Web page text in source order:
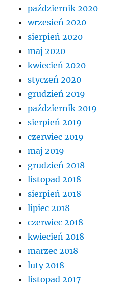
październik 2020
wrzesień 2020
sierpień 2020
maj 2020
kwiecień 2020
styczeń 2020
grudzień 2019
październik 2019
sierpień 2019
czerwiec 2019
maj 2019
grudzień 2018
listopad 2018
sierpień 2018
lipiec 2018
czerwiec 2018
kwiecień 2018
marzec 2018
luty 2018
listopad 2017